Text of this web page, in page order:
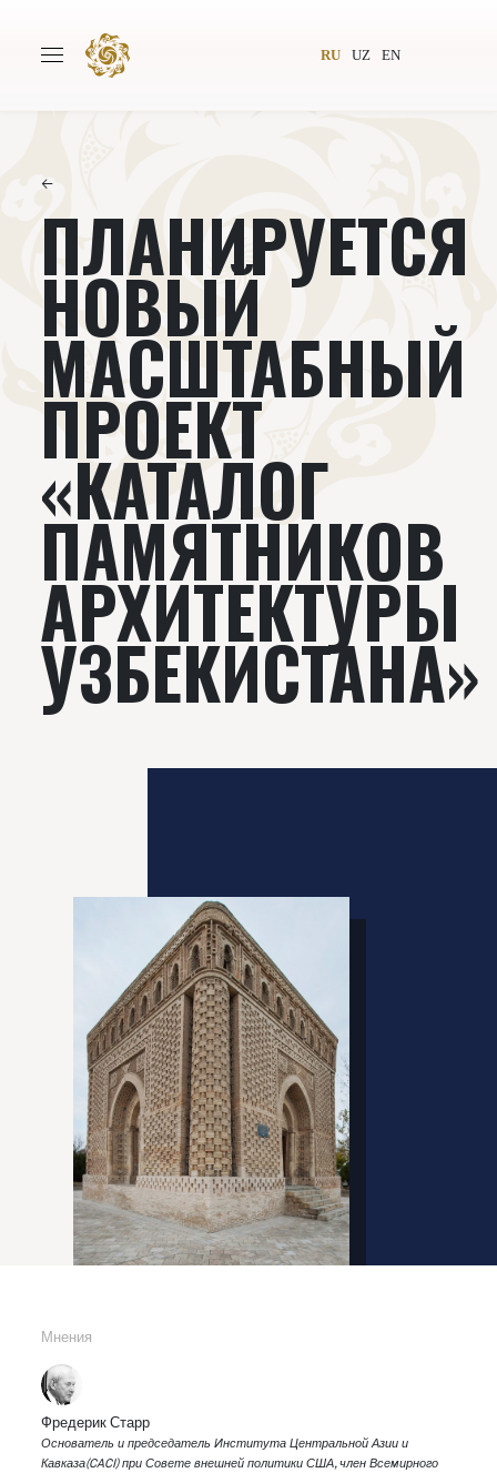
RU UZ EN
Всемирное общество
Проекты Подкасты
Книги Видеолекторий
←
ПЛАНИРУЕТСЯ
НОВЫЙ
МАСШТАБНЫЙ
ПРОЕКТ
«КАТАЛОГ
ПАМЯТНИКОВ
АРХИТЕКТУРЫ
УЗБЕКИСТАНА»
Мнения
Фредерик Старр
Основатель и председатель Института Центральной Азии и
Кавказа(CACI) при Совете внешней политики США, член Всемирного